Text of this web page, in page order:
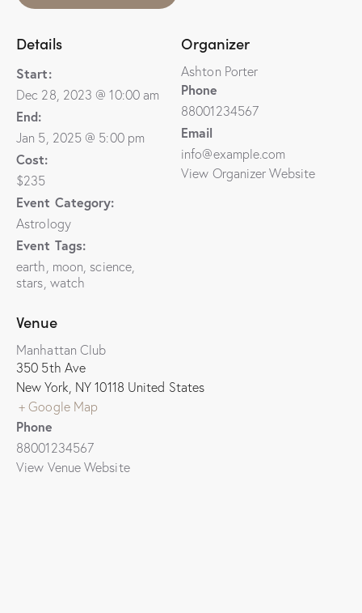
Details
Start:
Dec 28, 2023 @ 10:00 am
End:
Jan 5, 2025 @ 5:00 pm
Cost:
$235
Event Category:
Astrology
Event Tags:
earth moon ,science
stars watch
Organizer
Ashton Porter
Phone
88001234567
Email
info@example.com
View Organizer Website
Venue
Manhattan Club
350 5th Ave
New York NY 10118 United States
+ Google Map
Phone
88001234567
View Venue Website